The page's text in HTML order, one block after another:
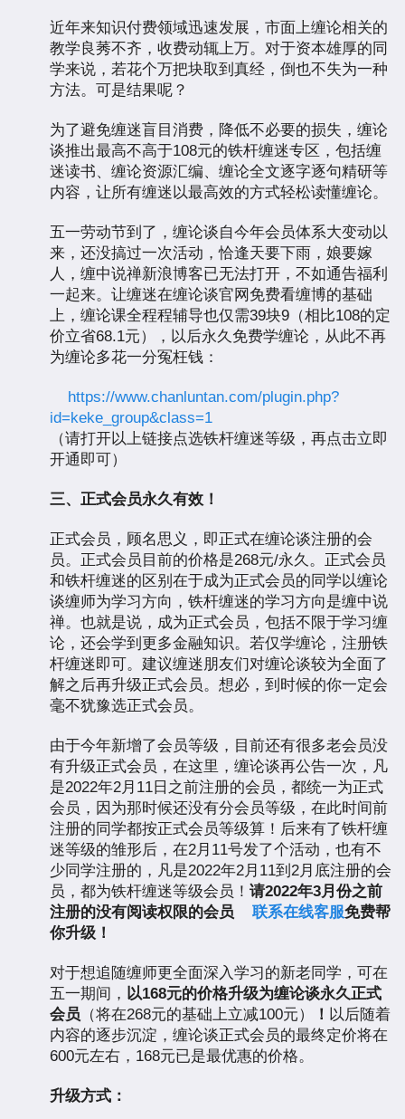
近年来知识付费领域迅速发展，市面上缠论相关的
教学良莠不齐，收费动辄上万。对于资本雄厚的同
学来说，若花个万把块取到真经，倒也不失为一种
方法。可是结果呢？
为了避免缠迷盲目消费，降低不必要的损失，缠论
谈推出最高不高于108元的铁杆缠迷专区，包括缠
迷读书、缠论资源汇编、缠论全文逐字逐句精研等
内容，让所有缠迷以最高效的方式轻松读懂缠论。
五一劳动节到了，缠论谈自今年会员体系大变动以
来，还没搞过一次活动，恰逢天要下雨，娘要嫁
人，缠中说禅新浪博客已无法打开，不如通告福利
一起来。让缠迷在缠论谈官网免费看缠博的基础
上，缠论课全程程辅导也仅需39块9（相比108的定
价立省68.1元），以后永久免费学缠论，从此不再
为缠论多花一分冤枉钱：
https://www.chanluntan.com/plugin.php?
id=keke_group&class=1
（请打开以上链接点选铁杆缠迷等级，再点击立即
开通即可）
三、正式会员永久有效！
正式会员，顾名思义，即正式在缠论谈注册的会
员。正式会员目前的价格是268元/永久。正式会员
和铁杆缠迷的区别在于成为正式会员的同学以缠论
谈缠师为学习方向，铁杆缠迷的学习方向是缠中说
禅。也就是说，成为正式会员，包括不限于学习缠
论，还会学到更多金融知识。若仅学缠论，注册铁
杆缠迷即可。建议缠迷朋友们对缠论谈较为全面了
解之后再升级正式会员。想必，到时候的你一定会
毫不犹豫选正式会员。
由于今年新增了会员等级，目前还有很多老会员没
有升级正式会员，在这里，缠论谈再公告一次，凡
是2022年2月11日之前注册的会员，都统一为正式
会员，因为那时候还没有分会员等级，在此时间前
注册的同学都按正式会员等级算！后来有了铁杆缠
迷等级的雏形后，在2月11号发了个活动，也有不
少同学注册的，凡是2022年2月11到2月底注册的会
员，都为铁杆缠迷等级会员！ 请2022年3月份之前
注册的没有阅读权限的会员
联系在线客服免费帮
你升级！
对于想追随缠师更全面深入学习的新老同学，可在
五一期间， 以168元的价格升级为缠论谈永久正式
会员 （将在268元的基础上立减100元） ！ 以后随着
内容的逐步沉淀，缠论谈正式会员的最终定价将在
600元左右，168元已是最优惠的价格。
升级方式：